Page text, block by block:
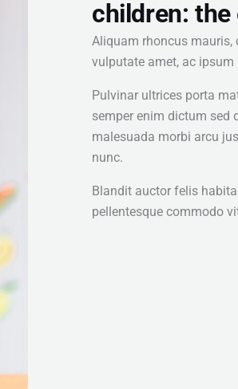
children: the
Aliquam rhoncus
vulputate amet, ac
Pulvinar ultrices porta
semper enim dictum sed
malesuada morbi arcu
nunc.
Blandit auctor felis
pellentesque commodo